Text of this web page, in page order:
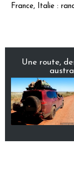
France, Italie :
Une route,